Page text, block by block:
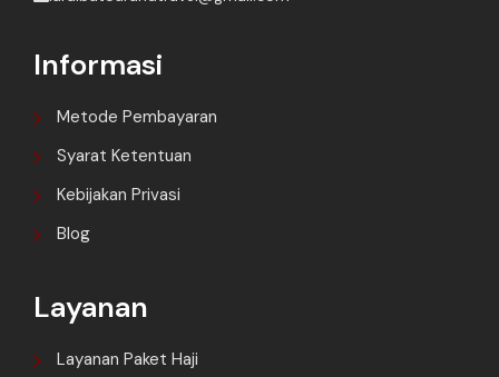
Informasi
Metode Pembayaran
Syarat Ketentuan
Kebijakan Privasi
Blog
Layanan
Layanan Paket Haji